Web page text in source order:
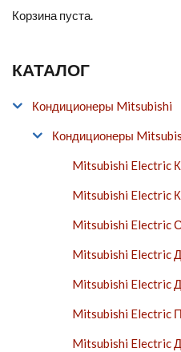
Корзина пуста.
КАТАЛОГ
Кондиционеры Mitsubishi
Кондиционеры
Mitsubishi Electric
Mitsubishi Electric
Mitsubishi Electric
Mitsubishi Electric
Mitsubishi Electric
Mitsubishi Electric
Mitsubishi Electric